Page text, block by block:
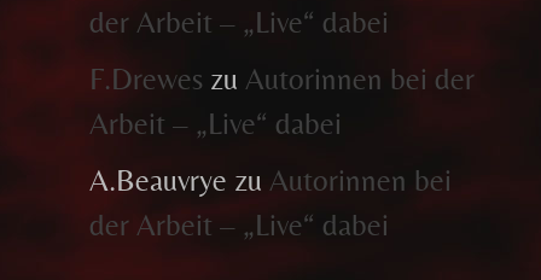
der Arbeit – „Live“ dabei
F.Drewes zu Autorinnen bei der
Arbeit – „Live“ dabei
A.Beauvrye zu Autorinnen bei
der Arbeit – „Live“ dabei